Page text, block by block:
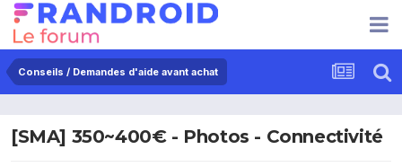
Conseils / Demandes d'aide avant achat
[SMA] 350~400€ - Photos - Connectivité